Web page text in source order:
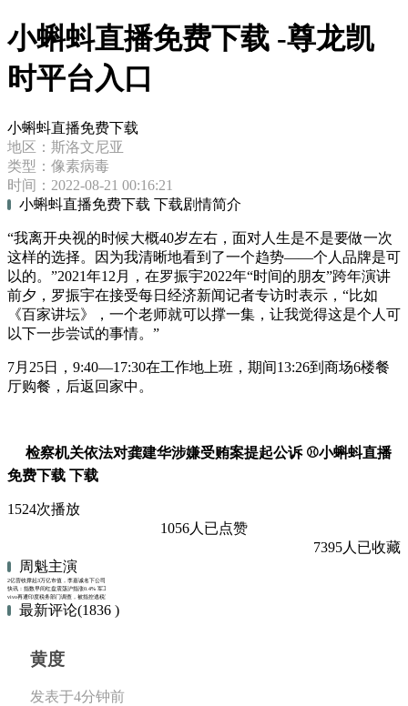
小蝌蚪直播免费下载 -尊龙凯
时平台入口
小蝌蚪直播免费下载
地区：斯洛文尼亚
类型：像素病毒
时间：2022-08-21 00:16:21
小蝌蚪直播免费下载 下载剧情简介
“我离开央视的时候大概40岁左右，面对人生是不是要做一次
这样的选择。因为我清晰地看到了一个趋势——个人品牌是可
以的。”2021年12月，在罗振宇2022年“时间的朋友”跨年演讲
前夕，罗振宇在接受每日经济新闻记者专访时表示，“比如
《百家讲坛》，一个老师就可以撑一集，让我觉得这是个人可
以下一步尝试的事情。”
7月25日，9:40—17:30在工作地上班，期间13:26到商场6楼餐
厅购餐，后返回家中。
检察机关依法对龚建华涉嫌受贿案提起公诉 ⚾小蝌蚪直播
免费下载 下载
1524次播放
1056人已点赞
7395人已收藏
周魁主演
2亿营收撑起3万亿市值，李嘉诚名下公司为何这么妖？
快讯：指数早间红盘震荡沪指涨0.4% 军工板块陷入回调
vivo再遭印度税务部门调查，被指控逃税近19亿元
最新评论(1836 )
黄度
发表于4分钟前